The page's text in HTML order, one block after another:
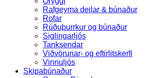
Rafgeyma deilar & búnaður
Rofar
Rúðuþurrkur og búnaður
Siglingarljós
Tanksendar
Viðvörunar- og eftirlitskerfi
Vinnuljós
Skipabúnaður